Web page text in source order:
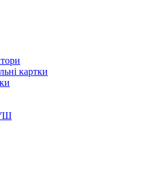
картки